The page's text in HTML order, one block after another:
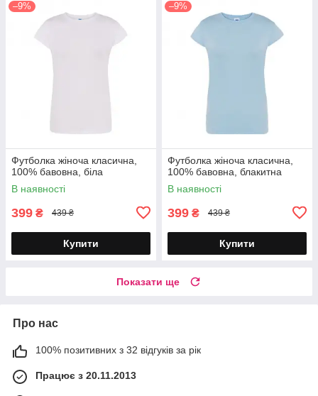
–9%
Футболка жіноча класична,
100% бавовна, біла
В наявності
399 ₴ 439 ₴
Купити
–9%
Футболка жіноча класична,
100% бавовна, блакитна
В наявності
399 ₴ 439 ₴
Купити
Показати ще
Про нас
100% позитивних з 32 відгуків за рік
Працює з 20.11.2013